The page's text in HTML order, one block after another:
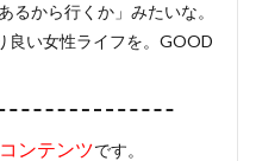
るから行くか」みたいな。
良い女性ライフを。GOOD
ンテンツです。